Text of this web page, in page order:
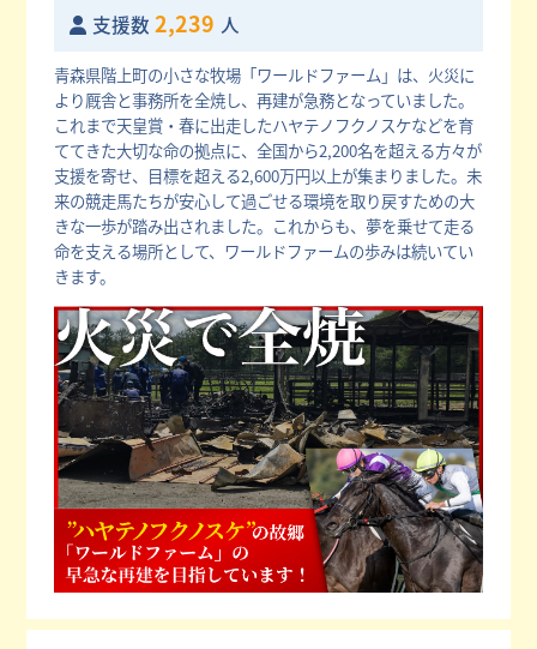
支援数 2,239 人
青森県階上町の小さな牧場「ワールドファーム」は、火災に
より厩舎と事務所を全焼し、再建が急務となっていました。
これまで天皇賞・春に出走したハヤテノフクノスケなどを育
ててきた大切な命の拠点に、全国から2,200名を超える方々が
支援を寄せ、目標を超える2,600万円以上が集まりました。未
来の競走馬たちが安心して過ごせる環境を取り戻すための大
きな一歩が踏み出されました。これからも、夢を乗せて走る
命を支える場所として、ワールドファームの歩みは続いてい
きます。